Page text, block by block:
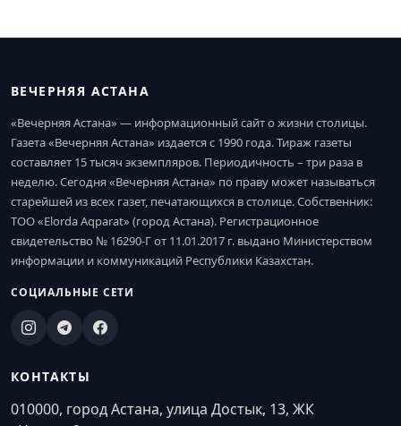
ВЕЧЕРНЯЯ АСТАНА
«Вечерняя Астана» — информационный сайт о жизни столицы.
Газета «Вечерняя Астана» издается с 1990 года. Тираж газеты
составляет 15 тысяч экземпляров. Периодичность – три раза в
неделю. Сегодня «Вечерняя Астана» по праву может называться
старейшей из всех газет, печатающихся в столице. Собственник:
ТОО «Elorda Aqparat» (город Астана). Регистрационное
свидетельство № 16290-Г от 11.01.2017 г. выдано Министерством
информации и коммуникаций Республики Казахстан.
СОЦИАЛЬНЫЕ СЕТИ
КОНТАКТЫ
010000, город Астана, улица Достык, 13, ЖК